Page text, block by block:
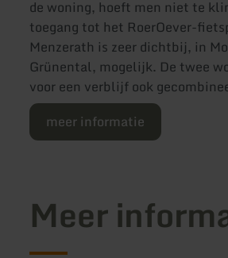
de woning, hoeft men niet te
toegang tot het RoerOever-
Menzerath is zeer dichtbij, in
Grünental, mogelijk. De twee
voor een verblijf ook
meer informatie
Meer